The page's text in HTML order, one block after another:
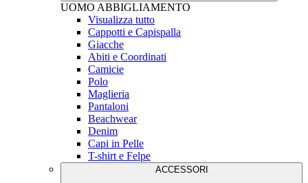
UOMO ABBIGLIAMENTO
Visualizza tutto
Cappotti e Capispalla
Giacche
Abiti e Coordinati
Camicie
Polo
Maglieria
Pantaloni
Beachwear
Denim
Capi in Pelle
T-shirt e Felpe
ACCESSORI